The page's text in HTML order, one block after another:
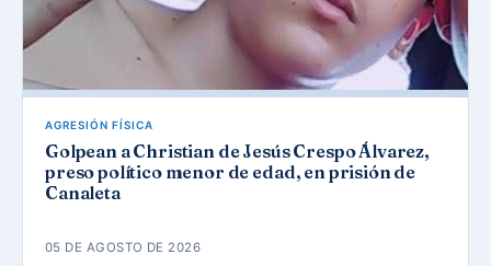
AGRESIÓN FÍSICA
Golpean a Christian de Jesús Crespo Álvarez,
preso político menor de edad, en prisión de
Canaleta
05 DE AGOSTO DE 2026